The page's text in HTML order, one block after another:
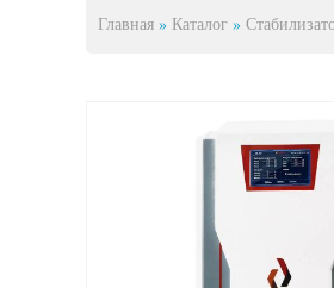
Вы здесь
Главная » Каталог »